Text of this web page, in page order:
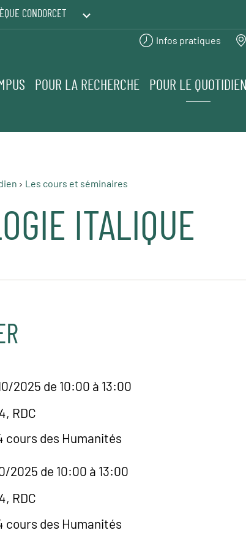
CONDORCET
PRINTEMPS DES HUMANITÉS
Infos pratiques
POUR LA RECHERCHE POUR LE QUOTIDIEN
Les cours et séminaires
ITALIQUE
2025 de 10:00 à 13:00
RDC
cours des Humanités
2025 de 10:00 à 13:00
RDC
cours des Humanités